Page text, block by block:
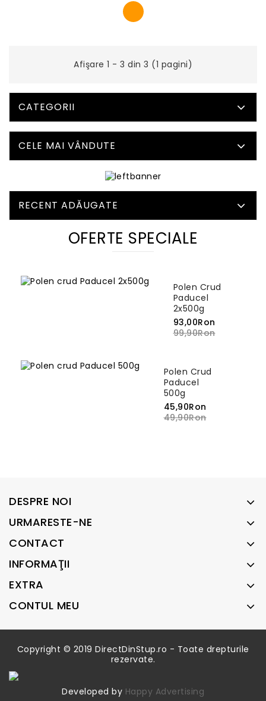
Afişare 1 - 3 din 3 (1 pagini)
CATEGORII
CELE MAI VÂNDUTE
RECENT ADĂUGATE
OFERTE SPECIALE
Polen Crud
Paducel
2x500g
93,00Ron
99,90Ron
Polen Crud
Paducel
500g
45,90Ron
49,90Ron
DESPRE NOI
URMARESTE-NE
CONTACT
INFORMAŢII
EXTRA
CONTUL MEU
Copyright © 2019 DirectDinStup.ro - Toate drepturile
rezervate.
Developed by Happy Advertising